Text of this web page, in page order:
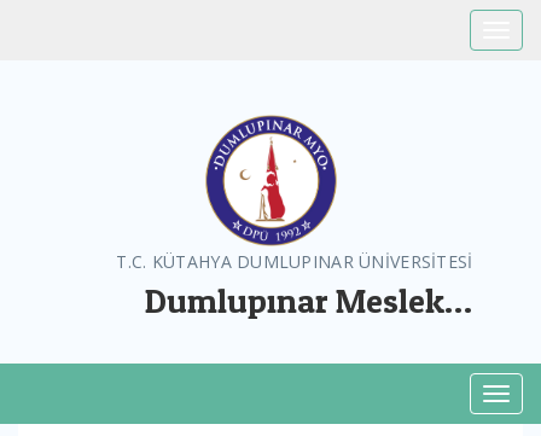
T.C. KÜTAHYA DUMLUPINAR ÜNİVERSİTESİ
Dumlupınar Meslek